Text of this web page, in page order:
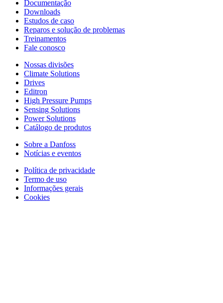
Documentação
Downloads
Estudos de caso
Reparos e solução de problemas
Treinamentos
Fale conosco
Nossas divisões
Climate Solutions
Drives
Editron
High Pressure Pumps
Sensing Solutions
Power Solutions
Catálogo de produtos
Sobre a Danfoss
Notícias e eventos
Política de privacidade
Termo de uso
Informações gerais
Cookies